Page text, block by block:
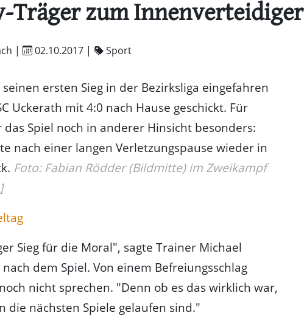
Träger zum Innenverteidiger
| 02.10.2017 | Sport
ersten Sieg in der Bezirksliga eingefahren
Uckerath mit 4:0 nach Hause geschickt. Für
Spiel noch in anderer Hinsicht besonders:
nach einer langen Verletzungspause wieder in
Foto: Fabian Rödder (Bildmitte) im Zweikampf
Sieg für die Moral", sagte Trainer Michael
dem Spiel. Von einem Befreiungsschlag
nicht sprechen. "Denn ob es das wirklich war,
die nächsten Spiele gelaufen sind."